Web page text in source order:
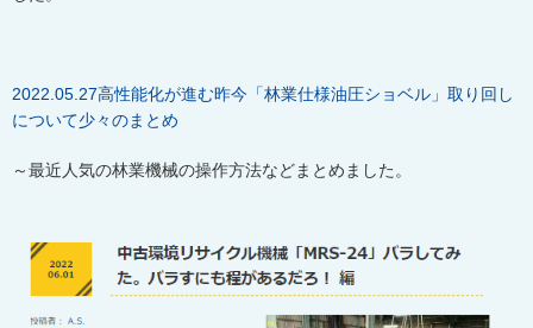
2022.05.27高性能化が進む昨今「林業仕様油圧ショベル」取り回し
について少々のまとめ
～最近人気の林業機械の操作方法などまとめました。